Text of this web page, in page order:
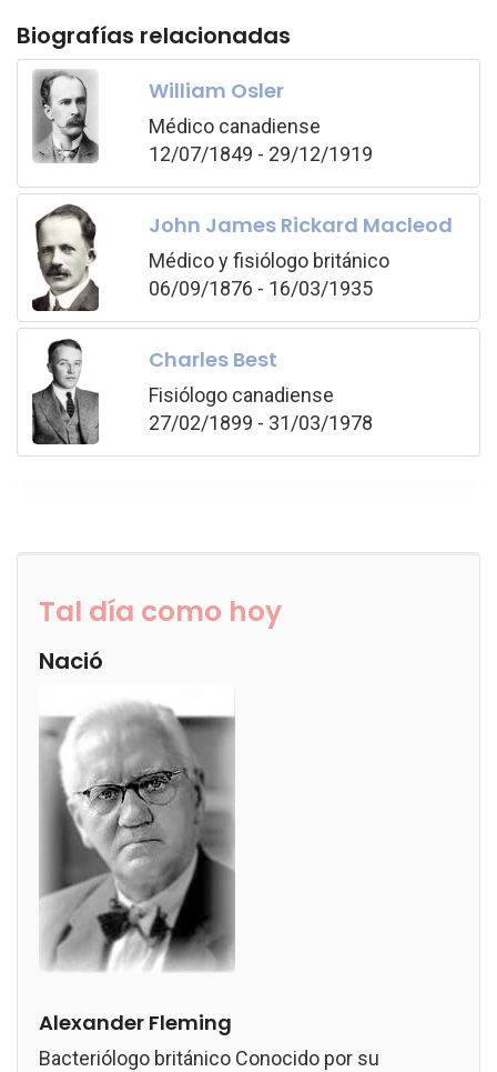
Biografías relacionadas
William Osler
Médico canadiense
12/07/1849 - 29/12/1919
John James Rickard Macleod
Médico y fisiólogo británico
06/09/1876 - 16/03/1935
Charles Best
Fisiólogo canadiense
27/02/1899 - 31/03/1978
Tal día como hoy
Nació
Alexander Fleming
Bacteriólogo británico Conocido por su